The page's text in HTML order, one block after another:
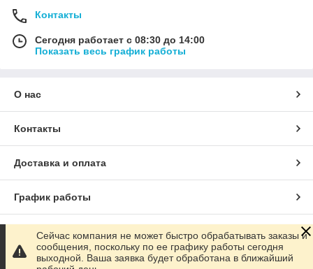
Контакты
Сегодня работает с 08:30 до 14:00
Показать весь график работы
О нас
Контакты
Доставка и оплата
График работы
Полная версия сайта
Сайт создан на маркетплейсе Satu.kz
Сейчас компания не может быстро обрабатывать заказы и
сообщения, поскольку по ее графику работы сегодня
выходной. Ваша заявка будет обработана в ближайший